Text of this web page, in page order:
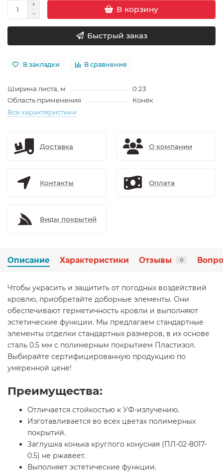
В корзину
Быстрый заказ
В закладки В сравнение
Ширина листа, м
0.23
Область применения
Конёк
Все характеристики
Доставка О компании
Контакты Оплата
Виды покрытий
Описание Характеристики Отзывы 0
Чтобы украсить и защитить от погодных воздействий
кровлю, приобретайте доборные элементы. Они
обеспечивают герметичность кровли и выполняют
эстетические функции. Мы предлагаем стандартные
элементы отделки стандартных размеров, в их основе
сталь 0.5 мм с полимерным покрытием Пластизол.
Выбирайте сертифицированную продукцию по
умеренной цене!
Преимущества:
Отличается стойкостью к УФ-излучению.
Изготавливается во всех цветах полимерных
покрытий.
Заглушка конька круглого конусная (ПЛ-02-8017-
0.5) не ржавеет.
Выполняет эстетические функции.